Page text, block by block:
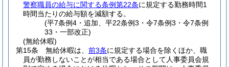
警察職員の給与に関する条例第22条に規定する勤務時間1
時間当たりの給与額を減額する。
(平7条例4・追加、平22条例3・令7条例3・令7条例
33・一部改正)
(無給休暇)
第15条
無給休暇は、 前3条に規定する場合を除くほか、職
員が勤務しないことが相当である場合として人事委員会規